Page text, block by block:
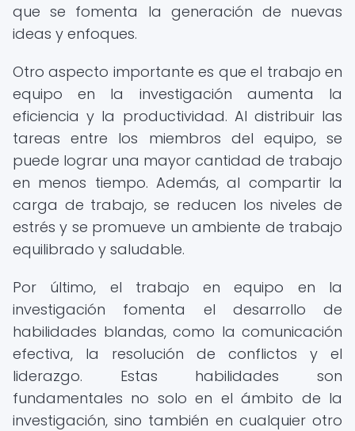
que se fomenta la generación de nuevas
ideas y enfoques.
Otro aspecto importante es que el trabajo en
equipo en la investigación aumenta la
eficiencia y la productividad. Al distribuir las
tareas entre los miembros del equipo, se
puede lograr una mayor cantidad de trabajo
en menos tiempo. Además, al compartir la
carga de trabajo, se reducen los niveles de
estrés y se promueve un ambiente de trabajo
equilibrado y saludable.
Por último, el trabajo en equipo en la
investigación fomenta el desarrollo de
habilidades blandas, como la comunicación
efectiva, la resolución de conflictos y el
liderazgo. Estas habilidades son
fundamentales no solo en el ámbito de la
investigación, sino también en cualquier otro